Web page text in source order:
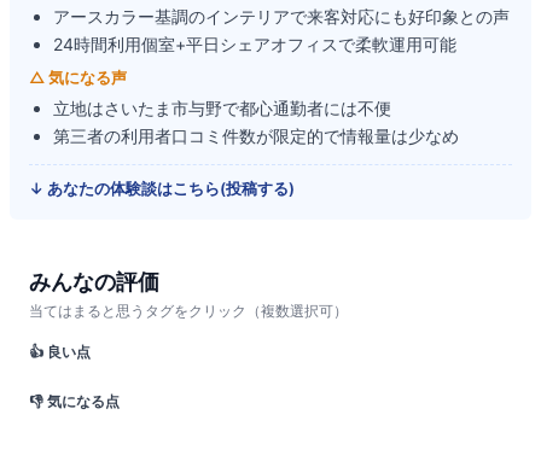
アースカラー基調のインテリアで来客対応にも好印象との声
24時間利用個室+平日シェアオフィスで柔軟運用可能
△ 気になる声
立地はさいたま市与野で都心通勤者には不便
第三者の利用者口コミ件数が限定的で情報量は少なめ
↓ あなたの体験談はこちら(投稿する)
みんなの評価
当てはまると思うタグをクリック（複数選択可）
👍 良い点
👎 気になる点